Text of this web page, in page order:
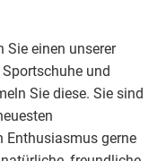
Sie einen unserer
und
Sie diese. Sie sind
Enthusiasmus gerne